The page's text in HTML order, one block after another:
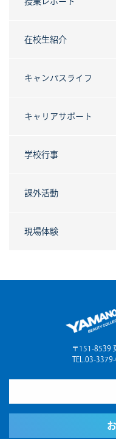
在校生紹介
キャンパスライフ
キャリアサポート
学校行事
課外活動
現場体験
〒151-8539
TEL.03-